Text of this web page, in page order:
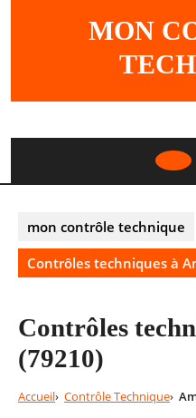
MON
mon contrôle technique
Contrôles techniques à
Contrôles
(79210)
Accueil Contrôle Technique